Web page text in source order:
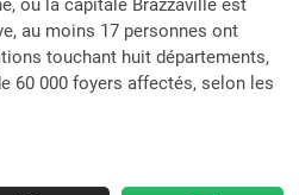
où la capitale Brazzaville est
au moins 17 personnes ont
touchant huit départements,
60 000 foyers affectés, selon les